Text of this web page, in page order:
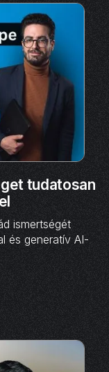
tudatosan
ismertségét
és generatív AI-